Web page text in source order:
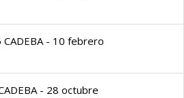
- 10 febrero
- 28 octubre